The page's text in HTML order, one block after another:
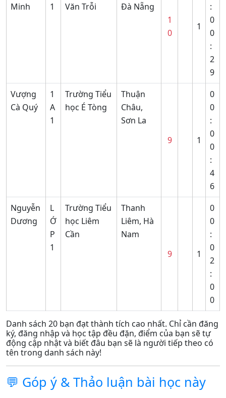
Minh
1
Văn Trỗi
Đà Nẵng
1
0
1
:
0
0
:
2
9
Vượng
Cà Quý
1
A
1
Trường Tiểu
học É Tòng
Thuận
Châu,
Sơn La
9
1
0
0
:
0
0
:
4
6
Nguyễn
Dương
L
Ớ
P
1
Trường Tiểu
học Liêm
Cần
Thanh
Liêm, Hà
Nam
9
1
0
0
:
0
2
:
0
0
Danh sách 20 bạn đạt thành tích cao nhất. Chỉ cần đăng
ký, đăng nhập và học tập đều đặn, điểm của bạn sẽ tự
động cập nhật và biết đâu bạn sẽ là người tiếp theo có
tên trong danh sách này!
💬 Góp ý & Thảo luận bài học này